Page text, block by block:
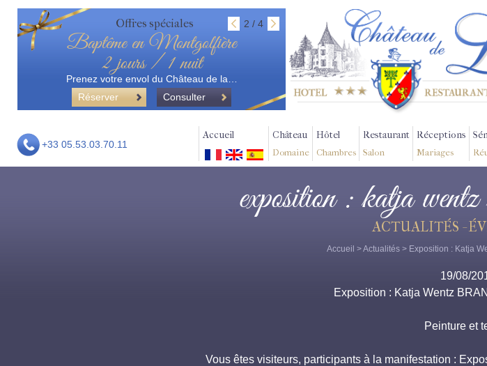
Offres spéciales 2 / 4
Baptême en Montgolfière
2 jours / 1 nuit
Prenez votre envol du Château de la…
Réserver
Consulter
+33 05.53.03.70.11
Accueil Château
Domaine
Hôtel
Chambres
Restaurant
Salon
Réceptions
Mariages
exposition : katja
ACTUALITÉS -
Accueil >Actualités> Exposition : Katja
19/08/
Exposition : Katja Wentz
Peinture et
Vous êtes visiteurs, participants à la manifestation :